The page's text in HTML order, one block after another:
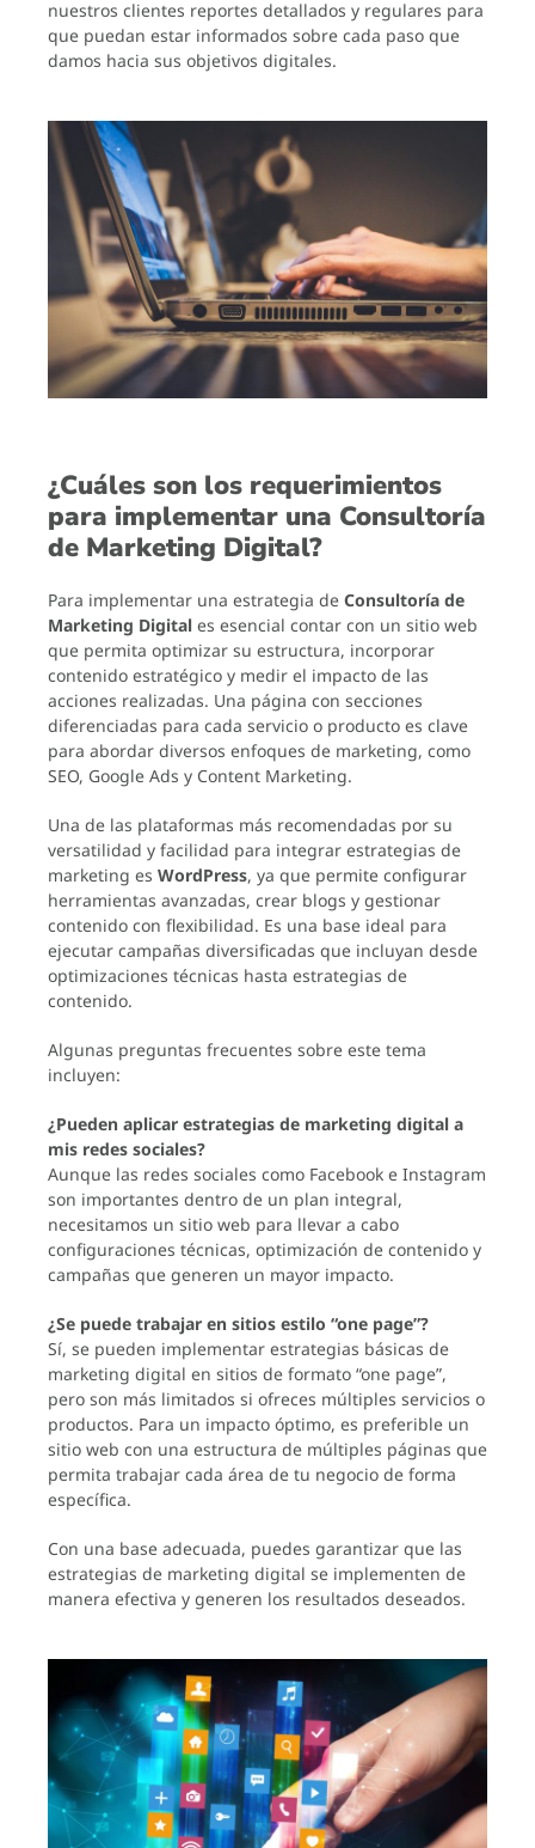
nuestros clientes reportes detallados y regulares para
que puedan estar informados sobre cada paso que
damos hacia sus objetivos digitales.
¿Cuáles son los requerimientos
para implementar una Consultoría
de Marketing Digital?
Para implementar una estrategia de Consultoría de
Marketing Digital es esencial contar con un sitio web
que permita optimizar su estructura, incorporar
contenido estratégico y medir el impacto de las
acciones realizadas. Una página con secciones
diferenciadas para cada servicio o producto es clave
para abordar diversos enfoques de marketing, como
SEO, Google Ads y Content Marketing.
Una de las plataformas más recomendadas por su
versatilidad y facilidad para integrar estrategias de
marketing es WordPress, ya que permite configurar
herramientas avanzadas, crear blogs y gestionar
contenido con flexibilidad. Es una base ideal para
ejecutar campañas diversificadas que incluyan desde
optimizaciones técnicas hasta estrategias de
contenido.
Algunas preguntas frecuentes sobre este tema
incluyen:
¿Pueden aplicar estrategias de marketing digital a
mis redes sociales?
Aunque las redes sociales como Facebook e Instagram
son importantes dentro de un plan integral,
necesitamos un sitio web para llevar a cabo
configuraciones técnicas, optimización de contenido y
campañas que generen un mayor impacto.
¿Se puede trabajar en sitios estilo “one page”?
Sí, se pueden implementar estrategias básicas de
marketing digital en sitios de formato “one page”,
pero son más limitados si ofreces múltiples servicios o
productos. Para un impacto óptimo, es preferible un
sitio web con una estructura de múltiples páginas que
permita trabajar cada área de tu negocio de forma
específica.
Con una base adecuada, puedes garantizar que las
estrategias de marketing digital se implementen de
manera efectiva y generen los resultados deseados.